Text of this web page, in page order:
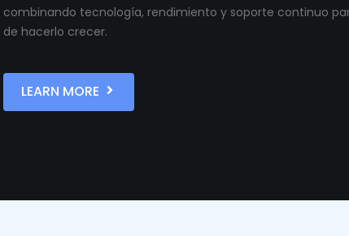
combinando tecnología, rendimiento y soporte continuo
de hacerlo crecer.
LEARN MORE